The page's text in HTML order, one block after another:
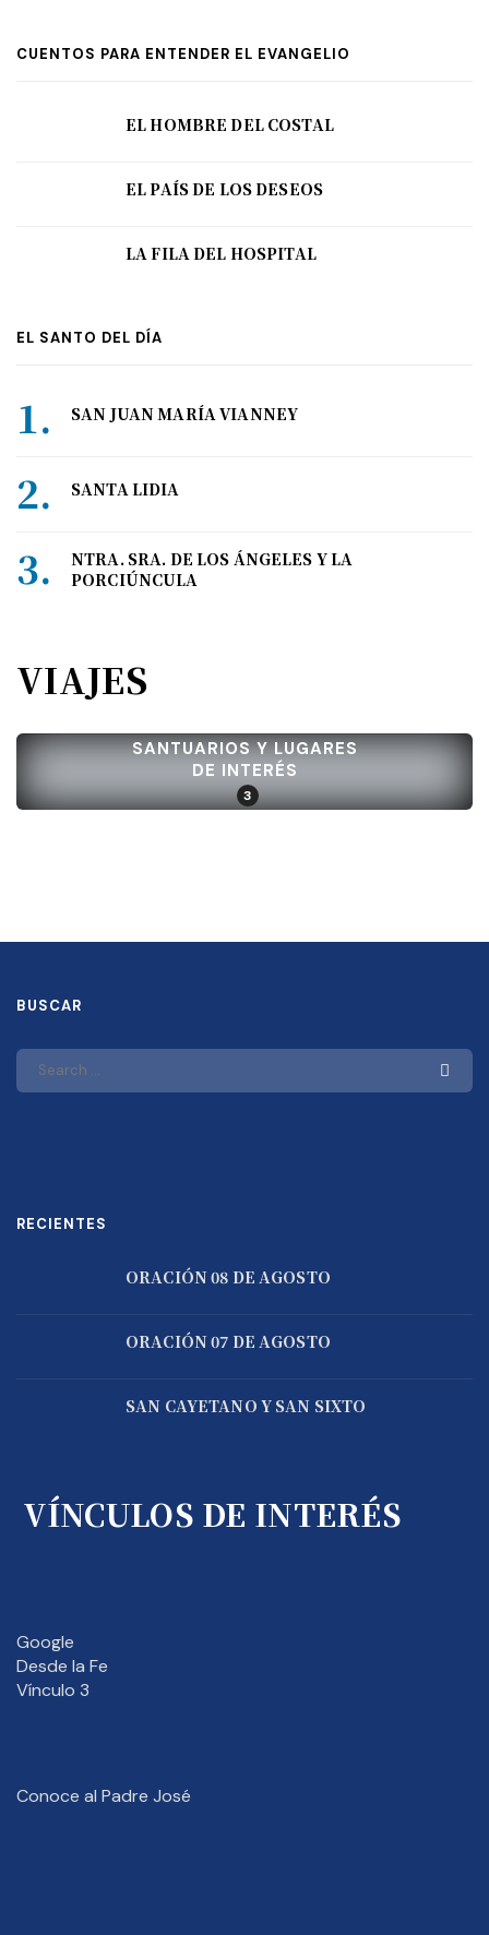
CUENTOS PARA ENTENDER EL EVANGELIO
EL HOMBRE DEL COSTAL
EL PAÍS DE LOS DESEOS
LA FILA DEL HOSPITAL
EL SANTO DEL DÍA
SAN JUAN MARÍA VIANNEY
SANTA LIDIA
NTRA. SRA. DE LOS ÁNGELES Y LA
PORCIÚNCULA
VIAJES
SANTUARIOS Y LUGARES
DE INTERÉS
3
BUSCAR
RECIENTES
ORACIÓN 08 DE AGOSTO
ORACIÓN 07 DE AGOSTO
SAN CAYETANO Y SAN SIXTO
VÍNCULOS DE INTERÉS
Google
Desde la Fe
Vínculo 3
Conoce al Padre José